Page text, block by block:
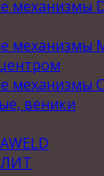
механизмы
механизмы
механизмы
веники